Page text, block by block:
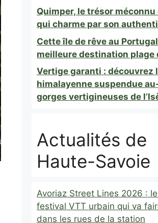
Quimper, le trésor
qui charme par son
Cette île de rêve au
meilleure destination plage
Vertige garanti : découvrez
himalayenne suspendue
gorges vertigineuses de
Actualités de
Haute-Savoie
Avoriaz Street Lines 2026 :
festival VTT urbain qui va
dans les rues de la station